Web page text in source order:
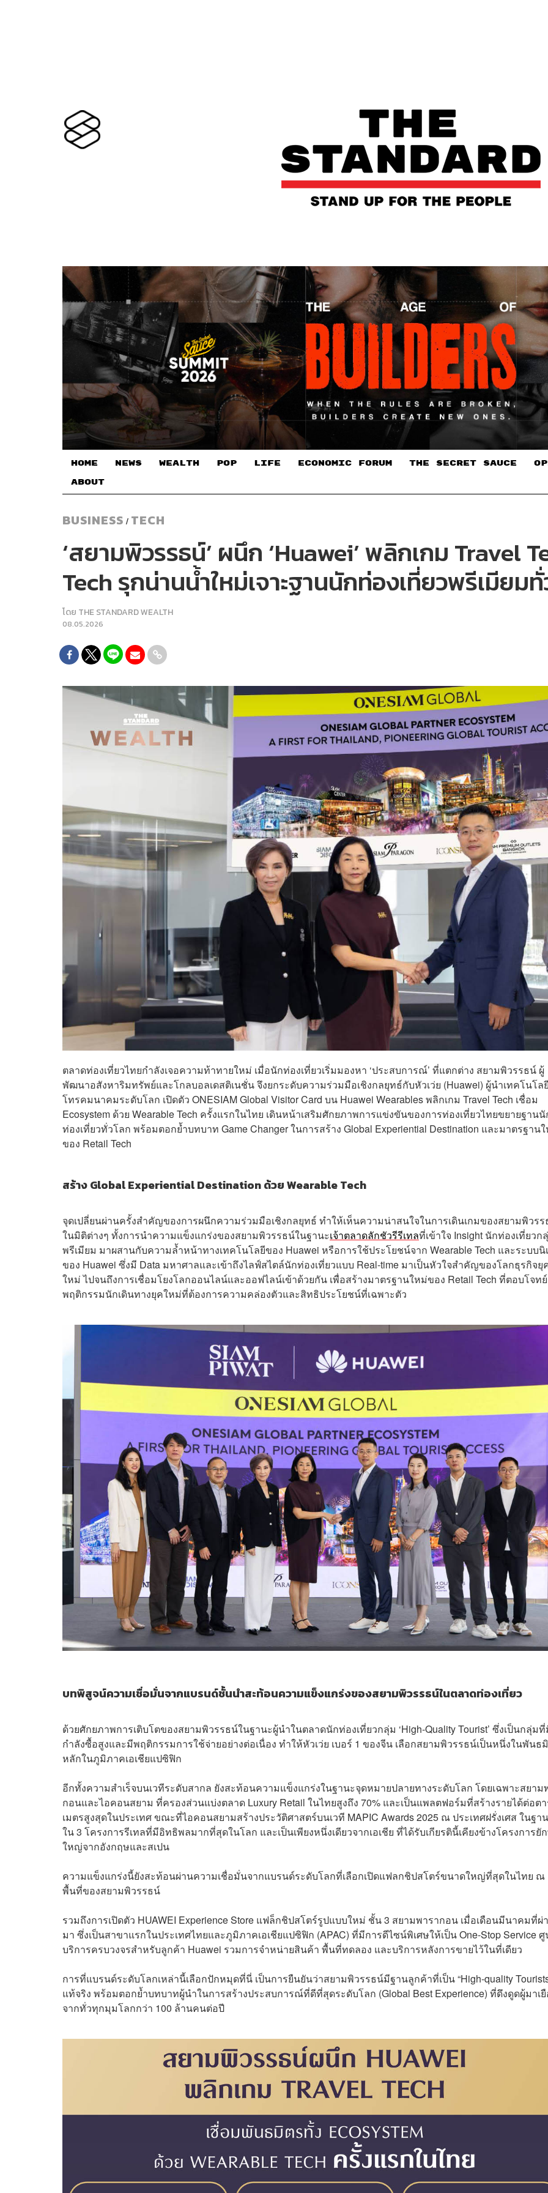
HOME NEWS WEALTH POP LIFE ECONOMIC FORUM THE SECRET SAUCE​
ABOUT
BUSINESS / TECH
‘สยามพิวรรธน์’ ผนึก ‘Huawei’ พลิกเกม Travel
Tech รุกน่านน้ำใหม่เจาะฐานนักท่องเที่ยวพรีเมีย
โดย THE STANDARD WEALTH
08.05.2026
ตลาดท่องเที่ยวไทยกำลังเจอความท้าทายใหม่ เมื่อนักท่องเที่ยวเริ่มมองหา ‘ประสบการณ์’ ที่แตกต่าง สยามพิวรรธน์ ผู้
พัฒนาอสังหาริมทรัพย์และโกลบอลเดสติเนชั่น จึงยกระดับความร่วมมือเชิงกลยุทธ์กับหัวเว่ย (Huawei) ผู้นำเทคโนโล
โทรคมนาคมระดับโลก เปิดตัว ONESIAM Global Visitor Card บน Huawei Wearables พลิกเกม Travel Tech เชื่อม
Ecosystem ด้วย Wearable Tech ครั้งแรกในไทย เดินหน้าเสริมศักยภาพการแข่งขันของการท่องเที่ยวไทยขยายฐานนั
ท่องเที่ยวทั่วโลก พร้อมตอกย้ำบทบาท Game Changer ในการสร้าง Global Experiential Destination และมาตรฐาน
ของ Retail Tech
สร้าง Global Experiential Destination ด้วย Wearable Tech
จุดเปลี่ยนผ่านครั้งสำคัญของการผนึกความร่วมมือเชิงกลยุทธ์ ทำให้เห็นความน่าสนใจในการเดินเกมของสยามพิวร
ในมิติต่างๆ ทั้งการนำความแข็งแกร่งของสยามพิวรรธน์ในฐานะเจ้าตลาดลักชัวรีรีเทลที่เข้าใจ Insight นักท่องเที่ยวก
พรีเมียม มาผสานกับความล้ำหน้าทางเทคโนโลยีของ Huawei หรือการใช้ประโยชน์จาก Wearable Tech และระบบนิ
ของ Huawei ซึ่งมี Data มหาศาลและเข้าถึงไลฟ์สไตล์นักท่องเที่ยวแบบ Real-time มาเป็นหัวใจสำคัญของโลกธุรกิจยุ
ใหม่ ไปจนถึงการเชื่อมโยงโลกออนไลน์และออฟไลน์เข้าด้วยกัน เพื่อสร้างมาตรฐานใหม่ของ Retail Tech ที่ตอบโจทย์
พฤติกรรมนักเดินทางยุคใหม่ที่ต้องการความคล่องตัวและสิทธิประโยชน์ที่เฉพาะตัว
บทพิสูจน์ความเชื่อมั่นจากแบรนด์ชั้นนำสะท้อนความแข็งแกร่งของสยามพิวรรธน์ในตลาดท่องเที่ยว
ด้วยศักยภาพการเติบโตของสยามพิวรรธน์ในฐานะผู้นำในตลาดนักท่องเที่ยวกลุ่ม ‘High-Quality Tourist’ ซึ่งเป็นกลุ่ม
กำลังซื้อสูงและมีพฤติกรรมการใช้จ่ายอย่างต่อเนื่อง ทำให้หัวเว่ย เบอร์ 1 ของจีน เลือกสยามพิวรรธน์เป็นหนึ่งในพันธ
หลักในภูมิภาคเอเชียแปซิฟิก
อีกทั้งความสำเร็จบนเวทีระดับสากล ยังสะท้อนความแข็งแกร่งในฐานะจุดหมายปลายทางระดับโลก โดยเฉพาะสยาม
กอนและไอคอนสยาม ที่ครองส่วนแบ่งตลาด Luxury Retail ในไทยสูงถึง 70% และเป็นแพลตฟอร์มที่สร้างรายได้ต่อตา
เมตรสูงสุดในประเทศ ขณะที่ไอคอนสยามสร้างประวัติศาสตร์บนเวที MAPIC Awards 2025 ณ ประเทศฝรั่งเศส ในฐา
ใน 3 โครงการรีเทลที่มีอิทธิพลมากที่สุดในโลก และเป็นเพียงหนึ่งเดียวจากเอเชีย ที่ได้รับเกียรตินี้เคียงข้างโครงการยั
ใหญ่จากอังกฤษและสเปน
ความแข็งแกร่งนี้ยังสะท้อนผ่านความเชื่อมั่นจากแบรนด์ระดับโลกที่เลือกเปิดแฟลกชิปสโตร์ขนาดใหญ่ที่สุดในไทย ณ
พื้นที่ของสยามพิวรรธน์
รวมถึงการเปิดตัว HUAWEI Experience Store แฟล็กชิปสโตร์รูปแบบใหม่ ชั้น 3 สยามพารากอน เมื่อเดือนมีนาคมที่ผ่
มา ซึ่งเป็นสาขาแรกในประเทศไทยและภูมิภาคเอเชียแปซิฟิก (APAC) ที่มีการดีไซน์พิเศษให้เป็น One-Stop Service ศู
บริการครบวงจรสำหรับลูกค้า Huawei รวมการจำหน่ายสินค้า พื้นที่ทดลอง และบริการหลังการขายไว้ในที่เดียว
การที่แบรนด์ระดับโลกเหล่านี้เลือกปักหมุดที่นี่ เป็นการยืนยันว่าสยามพิวรรธน์มีฐานลูกค้าที่เป็น “High-quality
แท้จริง พร้อมตอกย้ำบทบาทผู้นำในการสร้างประสบการณ์ที่ดีที่สุดระดับโลก (Global Best Experience) ที่ดึงดูดผู้มาเ
จากทั่วทุกมุมโลกกว่า 100 ล้านคนต่อปี